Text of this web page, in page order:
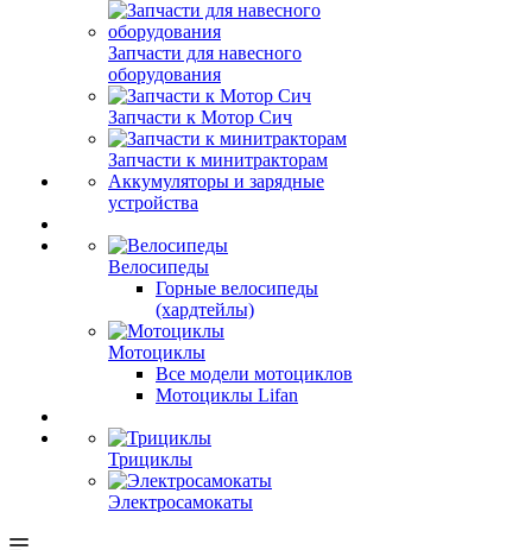
Запчасти для навесного
оборудования
Запчасти к Мотор Сич
Запчасти к минитракторам
Аккумуляторы и зарядные
устройства
Велосипеды
Горные велосипеды
(хардтейлы)
Мотоциклы
Все модели мотоциклов
Мотоциклы Lifan
Трициклы
Электросамокаты